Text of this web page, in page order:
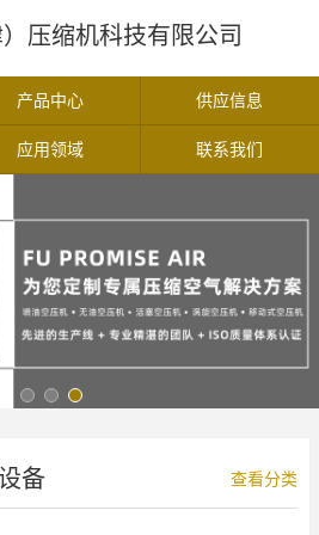
压缩机科技有限公司
产品中心 供应信息
应用领域 联系我们
备 查看分类